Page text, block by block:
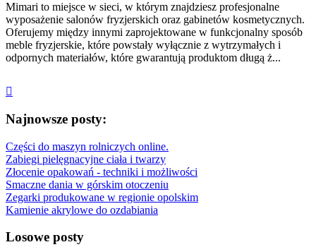
Mimari to miejsce w sieci, w którym znajdziesz profesjonalne
wyposażenie salonów fryzjerskich oraz gabinetów kosmetycznych.
Oferujemy między innymi zaprojektowane w funkcjonalny sposób
meble fryzjerskie, które powstały wyłącznie z wytrzymałych i
odpornych materiałów, które gwarantują produktom długą ż...
Najnowsze posty:
Części do maszyn rolniczych online.
Zabiegi pielęgnacyjne ciała i twarzy
Złocenie opakowań - techniki i możliwości
Smaczne dania w górskim otoczeniu
Zegarki produkowane w regionie opolskim
Kamienie akrylowe do ozdabiania
Losowe posty